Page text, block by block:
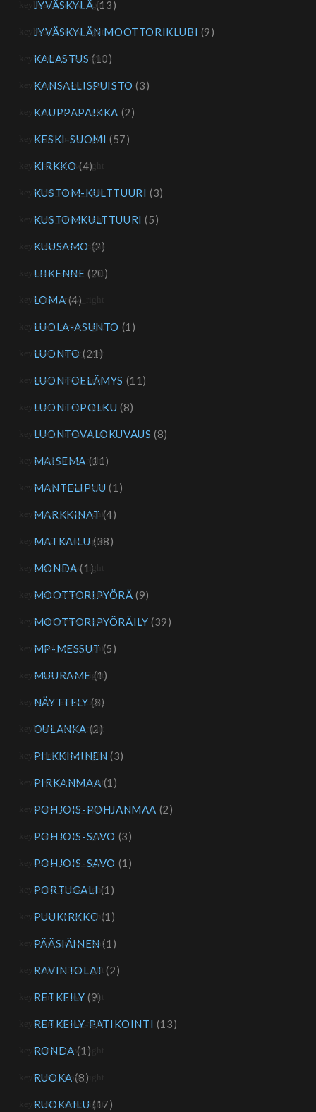
JYVÄSKYLÄ(13)
JYVÄSKYLÄN MOOTTORIKLUBI (9)
KALASTUS (10)
KANSALLISPUISTO (3)
KAUPPAPAIKKA (2)
KESKI-SUOMI (57)
KIRKKO (4)
KUSTOM-KULTTUURI (3)
KUSTOMKULTTUURI (5)
KUUSAMO (2)
LIIKENNE (20)
LOMA (4)
LUOLA-ASUNTO (1)
LUONTO (21)
LUONTOELÄMYS (11)
LUONTOPOLKU (8)
LUONTOVALOKUVAUS (8)
MAISEMA (11)
MANTELIPUU (1)
MARKKINAT (4)
MATKAILU (38)
MONDA (1)
MOOTTORIPYÖRÄ (9)
MOOTTORIPYÖRÄILY (39)
MP-MESSUT (5)
MUURAME (1)
NÄYTTELY (8)
OULANKA (2)
PILKKIMINEN (3)
PIRKANMAA (1)
POHJOIS-POHJANMAA (2)
POHJOIS-SAVO (3)
POHJOIS-SAVO (1)
PORTUGALI (1)
PUUKIRKKO (1)
PÄÄSIÄINEN (1)
RAVINTOLAT (2)
RETKEILY (9)
RETKEILY-PATIKOINTI (13)
RONDA (1)
RUOKA (8)
RUOKAILU (17)